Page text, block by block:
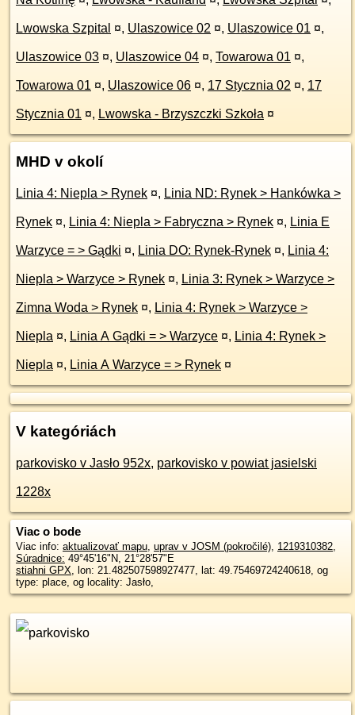
Lwowska Szpital ¤, Ulaszowice 02 ¤, Ulaszowice 01 ¤,
Ulaszowice 03 ¤, Ulaszowice 04 ¤, Towarowa 01 ¤,
Towarowa 01 ¤, Ulaszowice 06 ¤, 17 Stycznia 02 ¤, 17
Stycznia 01 ¤, Lwowska - Brzyszczki Szkoła ¤
MHD v okolí
Linia 4: Niepla > Rynek ¤, Linia ND: Rynek > Hankówka >
Rynek ¤, Linia 4: Niepla > Fabryczna > Rynek ¤, Linia E
Warzyce = > Gądki ¤, Linia DO: Rynek-Rynek ¤, Linia 4:
Niepla > Warzyce > Rynek ¤, Linia 3: Rynek > Warzyce >
Zimna Woda > Rynek ¤, Linia 4: Rynek > Warzyce >
Niepla ¤, Linia A Gądki = > Warzyce ¤, Linia 4: Rynek >
Niepla ¤, Linia A Warzyce = > Rynek ¤
V kategóriách
parkovisko v Jasło 952x, parkovisko v powiat jasielski
1228x
Viac o bode
Viac info: aktualizovať mapu, uprav v JOSM (pokročilé), 1219310382,
Súradnice: 49°45'16"N, 21°28'57"E
stiahni GPX, lon: 21.482507598927477, lat: 49.75469724240618, og
type: place, og locality: Jasło,